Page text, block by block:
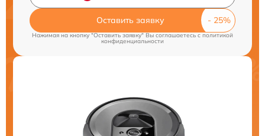
Оставить заявку
Нажимая на кнопку "Оставить заявку" Вы соглашаетесь cполитикой
конфиденциальности